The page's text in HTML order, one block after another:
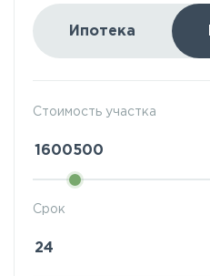
Ипотека
Стоимость участка
Срок